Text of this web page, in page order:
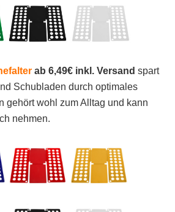
ab 6,49€ inkl. Versand spart
Schubladen durch optimales
gehört wohl zum Alltag und kann
nehmen.